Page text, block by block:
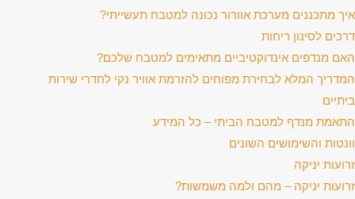
איך מתכננים מערכת אוורור נכונה למטבח תעשייתי?
דרכים לסינון ריחות
האם מנדפים אינדוקטיביים מתאימים למטבח שלכם?
המדריך המלא לבחירת מפוחים להזרמת אוויר נקי לחדרי שירות
ביתיים
התאמת מנדף למטבח הביתי – כל המידע
וונטות והשימושים השונים
זרועות יניקה
זרועות יניקה – מהם ולמה משמשות?